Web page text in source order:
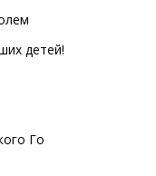
детей!
Го